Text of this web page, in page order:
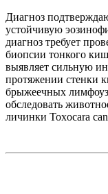
Диагноз
устойчивую
диагноз требует
биопсии тонкого
выявляет сильную
протяжении стенки
брыжеечных
обследовать
личинки Toxocara